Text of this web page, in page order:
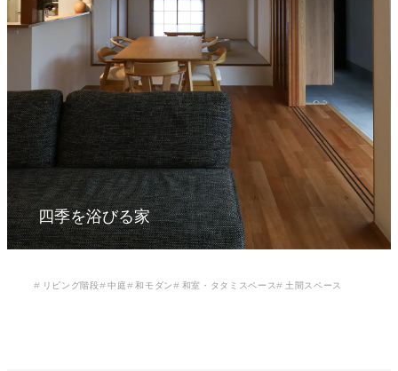
四季を浴びる家
リビング階段 中庭 和モダン 和室・タタミスペース 土間スペース